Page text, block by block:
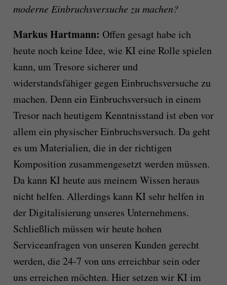
moderne Einbruchsversuche zu machen?
Markus Hartmann: Offen gesagt habe ich
heute noch keine Idee, wie KI eine Rolle spielen
kann, um Tresore sicherer und
widerstandsfähiger gegen Einbruchsversuche zu
machen. Denn ein Einbruchsversuch in einem
Tresor nach heutigem Kenntnisstand ist eben vor
allem ein physischer Einbruchsversuch. Da geht
es um Materialien, die in der richtigen
Komposition zusammengesetzt werden müssen.
Da kann KI heute aus meinem Wissen heraus
nicht helfen. Allerdings kann KI sehr helfen in
der Digitalisierung unseres Unternehmens.
Schließlich müssen wir heute hohen
Serviceanfragen von unseren Kunden gerecht
werden, die 24-7 von uns erreichbar sein oder
uns erreichen möchten. Hier setzen wir KI im